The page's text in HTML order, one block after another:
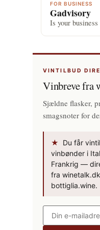
FOR BUSINESS
Gadvisory
Is your
VINTILBUD
Vinbreve fra
Sjældne flasker,
smagsnoter for
★
Du får
vinbønder i
Frankrig —
fra
bottiglia.wine.